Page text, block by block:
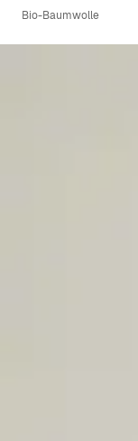
Bio-Baumwolle